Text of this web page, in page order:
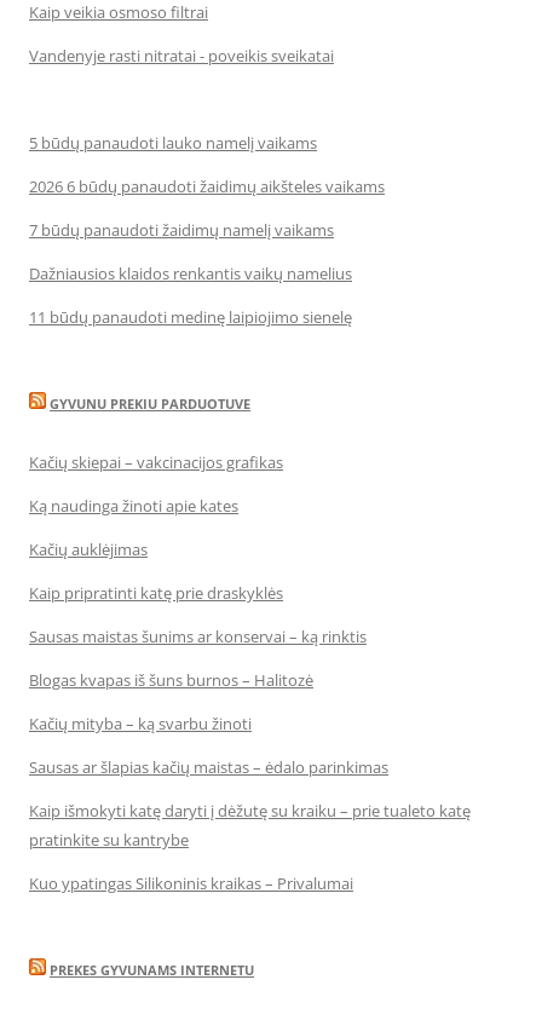
Kaip veikia osmoso filtrai
Vandenyje rasti nitratai - poveikis sveikatai
5 būdų panaudoti lauko namelį vaikams
2026 6 būdų panaudoti žaidimų aikšteles vaikams
7 būdų panaudoti žaidimų namelį vaikams
Dažniausios klaidos renkantis vaikų namelius
11 būdų panaudoti medinę laipiojimo sienelę
GYVUNU PREKIU PARDUOTUVE
Kačių skiepai – vakcinacijos grafikas
Ką naudinga žinoti apie kates
Kačių auklėjimas
Kaip pripratinti katę prie draskyklės
Sausas maistas šunims ar konservai – ką rinktis
Blogas kvapas iš šuns burnos – Halitozė
Kačių mityba – ką svarbu žinoti
Sausas ar šlapias kačių maistas – ėdalo parinkimas
Kaip išmokyti katę daryti į dėžutę su kraiku – prie tualeto katę
pratinkite su kantrybe
Kuo ypatingas Silikoninis kraikas – Privalumai
PREKES GYVUNAMS INTERNETU